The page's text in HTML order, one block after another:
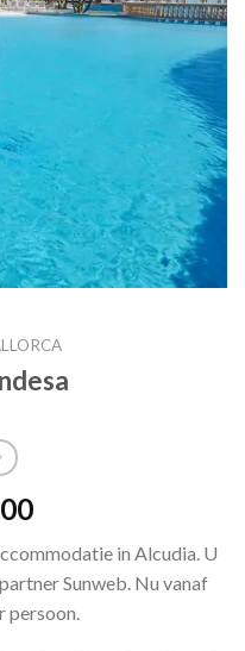
in Alcudia. U
Sunweb. Nu vanaf
persoon.